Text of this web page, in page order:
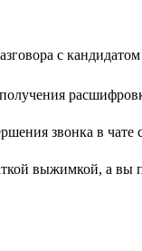
с
выжимкой, а